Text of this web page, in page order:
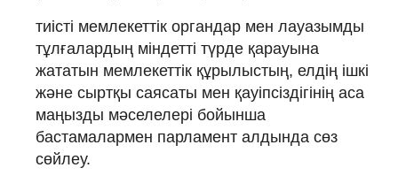
тиісті мемлекеттік органдар мен лауазымды
тұлғалардың міндетті түрде қарауына
жататын мемлекеттік құрылыстың, елдің ішкі
және сыртқы саясаты мен қауіпсіздігінің аса
маңызды мәселелері бойынша
бастамалармен парламент алдында сөз
сөйлеу.